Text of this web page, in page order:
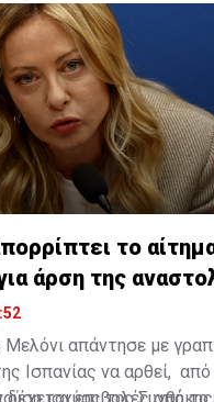
το
άρση της
απάντησε με
Ισπανίας να αρθεί,